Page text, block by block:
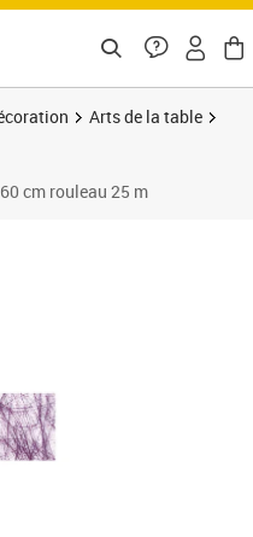
Arts de la table
cm rouleau 25 m